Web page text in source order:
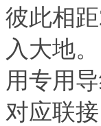
彼此相
入大地。
用专用
对应联接